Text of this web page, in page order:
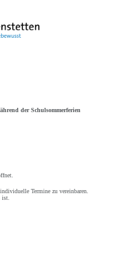
der Schulsommerferien
Termine zu vereinbaren.
ist.